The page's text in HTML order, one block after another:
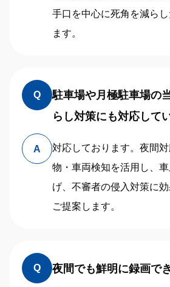
手口を中心に死角を減ら
ます。
Q
駐車場や月極駐車場の
らし対策にも対応して
A
対応しております。夜間
物・車両検知を活用し、
げ、不審者の侵入対策に
ご提案します。
Q 夜間でも鮮明に録画で